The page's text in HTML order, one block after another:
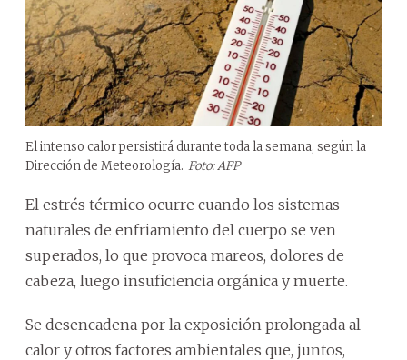
El intenso calor persistirá durante toda la semana, según la
Dirección de Meteorología. Foto: AFP
El estrés térmico ocurre cuando los sistemas
naturales de enfriamiento del cuerpo se ven
superados, lo que provoca mareos, dolores de
cabeza, luego insuficiencia orgánica y muerte.
Se desencadena por la exposición prolongada al
calor y otros factores ambientales que, juntos,